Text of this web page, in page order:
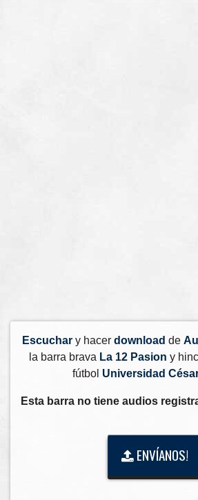
Escuchar y hacer download de
la barra brava La 12 Pasion y
fútbol Universidad
Esta barra no tiene audios
ENVÍANOS!